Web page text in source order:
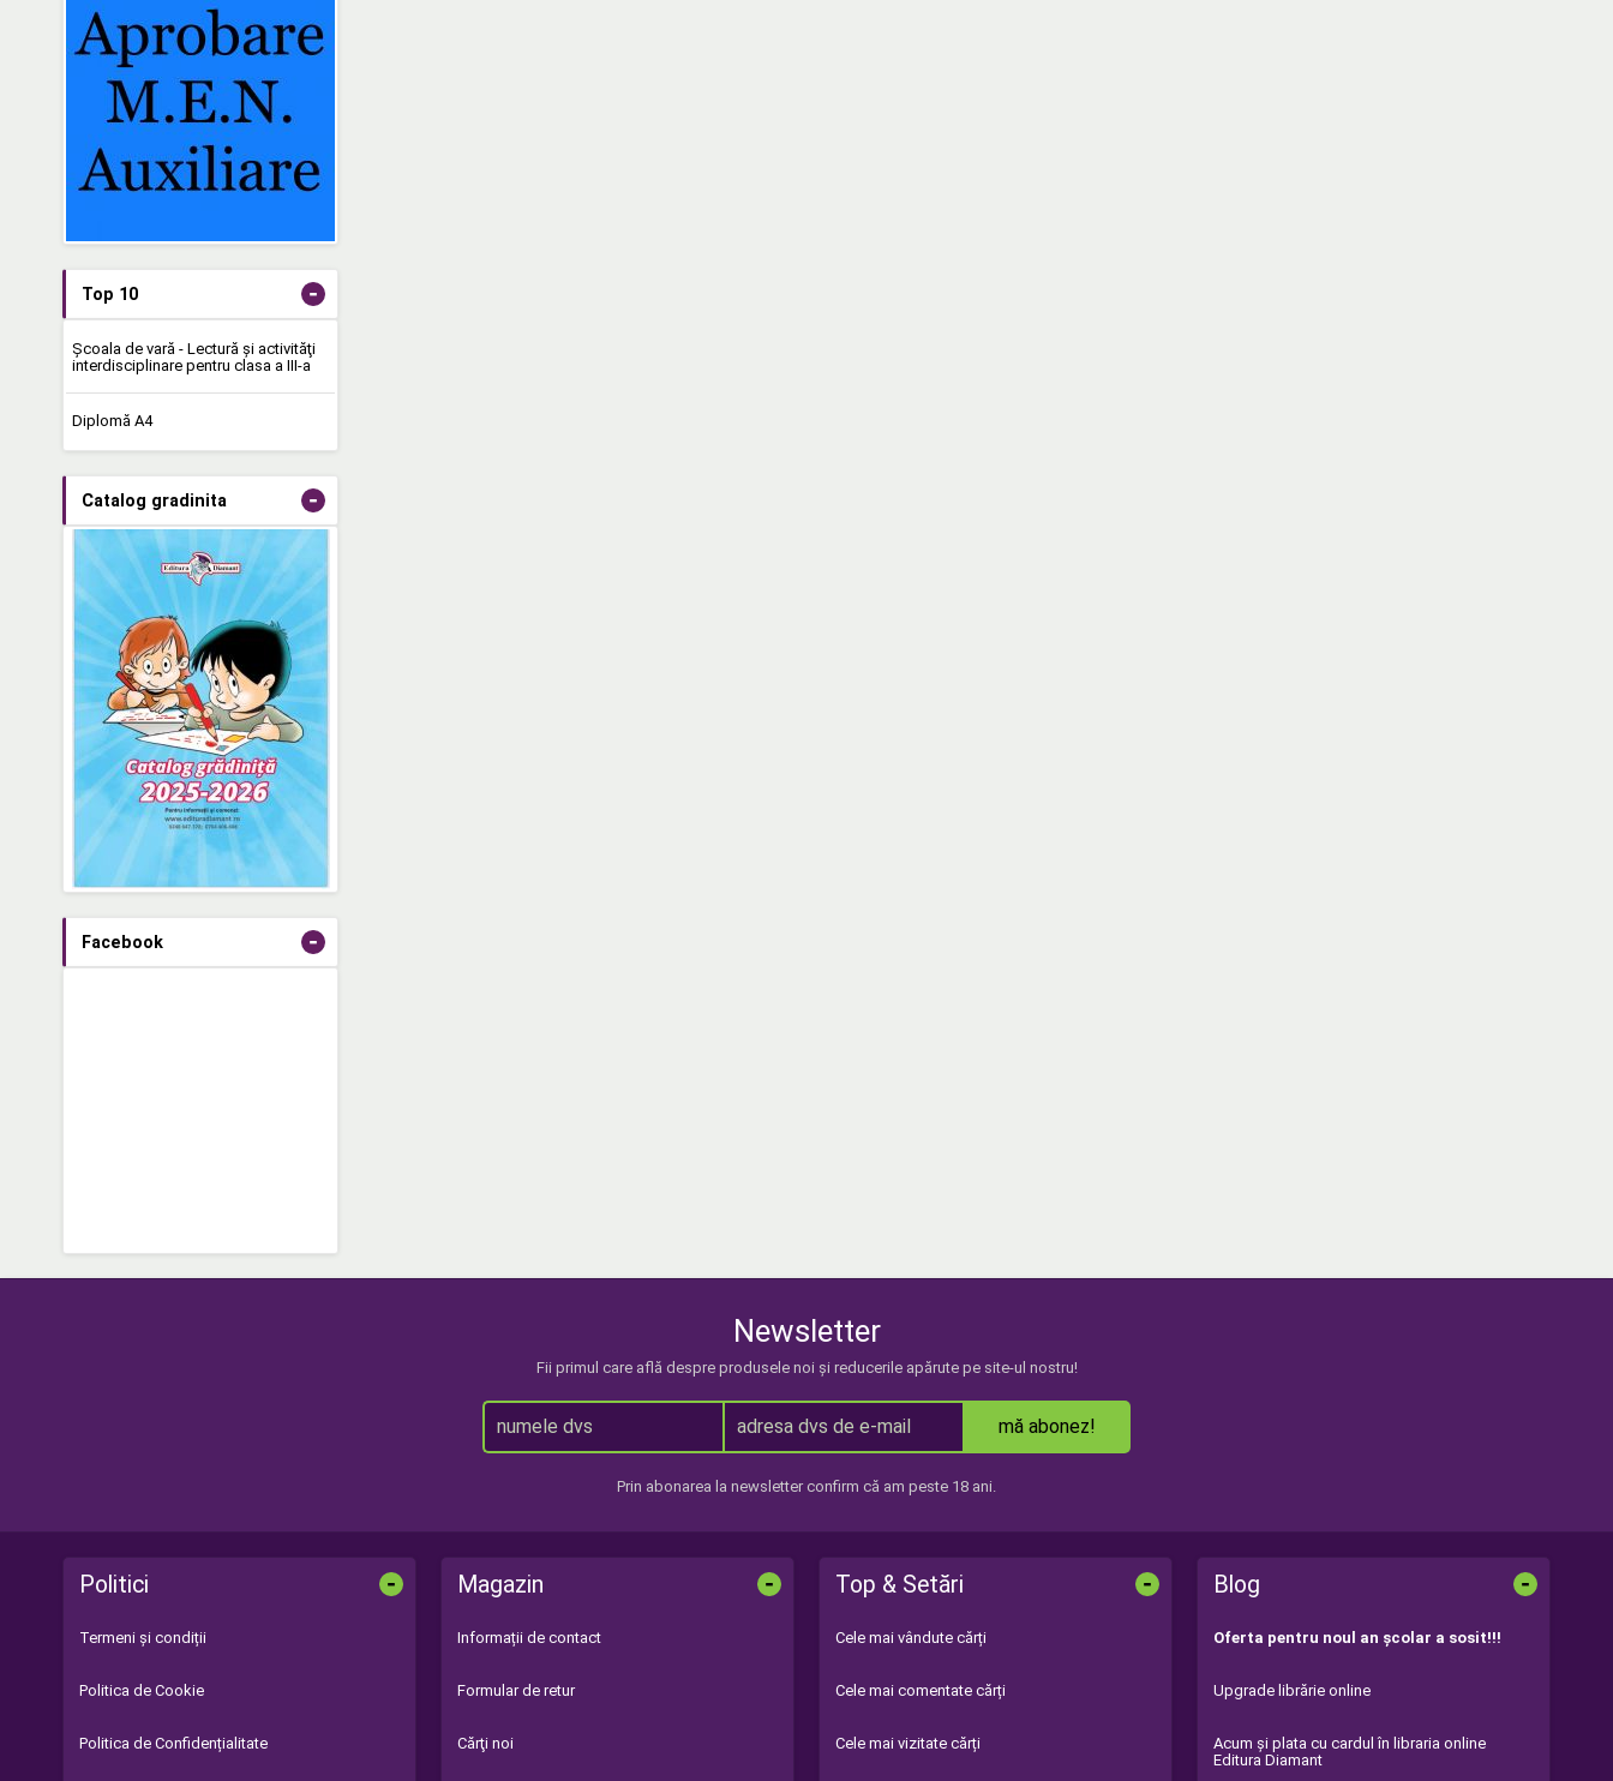
Top 10 -
Şcoala de vară - Lectură şi activităţi
interdisciplinare pentru clasa a III-a
Diplomă A4
Catalog gradinita -
Facebook -
Newsletter
Fii primul care află despre produsele noi și reducerile apărute pe site-ul nostru!
mă abonez!
Prin abonarea la newsletter confirm că am peste 18 ani.
Politici -
Termeni și condiții
Politica de Cookie
Politica de Confidențialitate
Magazin -
Informații de contact
Formular de retur
Cărţi noi
Top & Setări -
Cele mai vândute cărți
Cele mai comentate cărți
Cele mai vizitate cărți
Blog -
Oferta pentru noul an şcolar a sosit!!!
Upgrade librărie online
Acum şi plata cu cardul în libraria online
Editura Diamant